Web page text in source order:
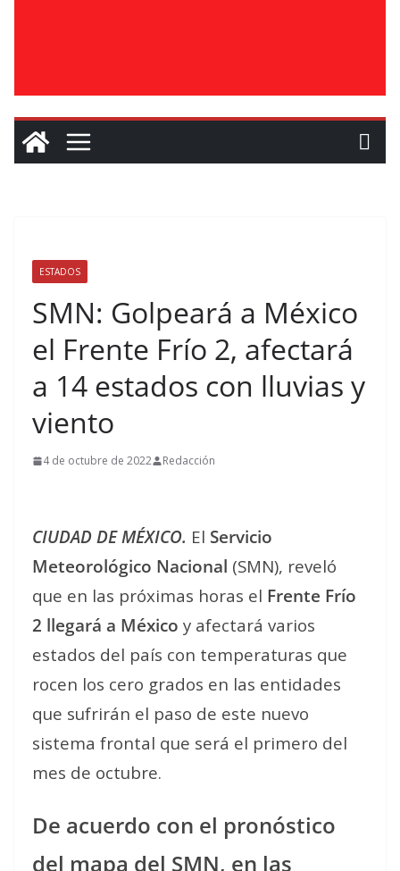
ESTADOS
SMN: Golpeará a México
el Frente Frío 2, afectará
a 14 estados con lluvias y
viento
4 de octubre de 2022 Redacción
CIUDAD DE MÉXICO. El Servicio
Meteorológico Nacional (SMN), reveló
que en las próximas horas el Frente Frío
2 llegará a México y afectará varios
estados del país con temperaturas que
rocen los cero grados en las entidades
que sufrirán el paso de este nuevo
sistema frontal que será el primero del
mes de octubre.
De acuerdo con el pronóstico
del mapa del SMN, en las